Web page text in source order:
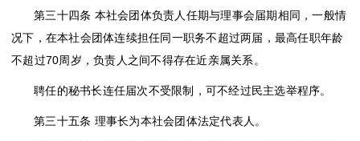
第三十四条 本社会团体负责人任期与理事会届期相同，一般情
况下，在本社会团体连续担任同一职务不超过两届，最高任职年龄
不超过70周岁，负责人之间不得存在近亲属关系。
聘任的秘书长连任届次不受限制，可不经过民主选举程序。
第三十五条 理事长为本社会团体法定代表人。